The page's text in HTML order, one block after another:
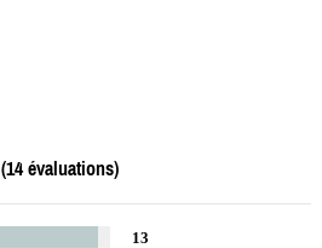
(14 évaluations)
13